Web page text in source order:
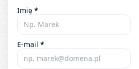
Imię *
E-mail *